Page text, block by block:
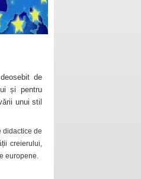
de
și pentru
unui stil
didactice de
creierului,
europene.